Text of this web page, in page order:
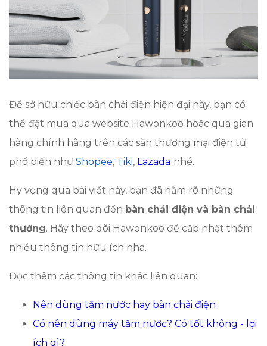
Để sở hữu chiếc bàn chải điện hiện đại này, bạn có
thể đặt mua qua website Hawonkoo hoặc qua gian
hàng chính hãng trên các sàn thương mại điện tử
phổ biến như Shopee, Tiki, Lazada nhé.
Hy vọng qua bài viết này, bạn đã nắm rõ những
thông tin liên quan đến bàn chải điện và bàn chải
thường. Hãy theo dõi Hawonkoo để cập nhật thêm
nhiều thông tin hữu ích nha.
Đọc thêm các thông tin khác liên quan:
Nên dùng tăm nước hay bàn chải điện
Có nên dùng máy tăm nước? Có tốt không - lợi
ích gì?